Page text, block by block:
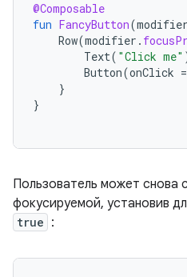
@Composable
fun FancyButton(modifier
Row(modifier .
Text( "Click me"
Button(onClick =
}
}
Пользователь может снова
фокусируемой, установив
true :